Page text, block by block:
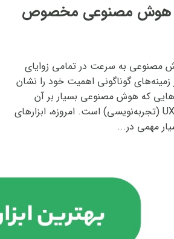
هوش مصنوعی مخصوص
مصنوعی به سرعت در تمامی زوایای
زمینه‌های گوناگونی اهمیت خود را نشان
که هوش مصنوعی بسیار بر آن
تأثیرگذار بوده، UX Writing (تجربه‌نویسی) است. امروزه، ابزارهای
مهمی در...